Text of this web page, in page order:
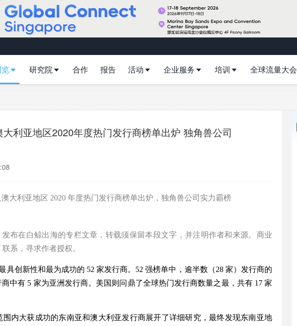
研究院 合作 报告 活动 企业服务 培训 全球流量大会
大利亚地区2020年度热门发行商榜单出炉 独角兽公司
大利亚地区 2020 年度热门发行商榜单出炉，独角兽公司实力霸榜
发布在白鲸出海的专栏文章，转载须保留本段文字，并注明作者和来源。商业
联系，寻求作者授权。
具创新性和最为成功的 52 家发行商。52 强榜单中，逾半数（28 家）发行商的
中有 5 家为亚洲发行商。美国则问鼎了全球热门发行商数量之最，共有 17 家
内大获成功的东南亚和澳大利亚发行商展开了详细研究，最终发现东南亚地